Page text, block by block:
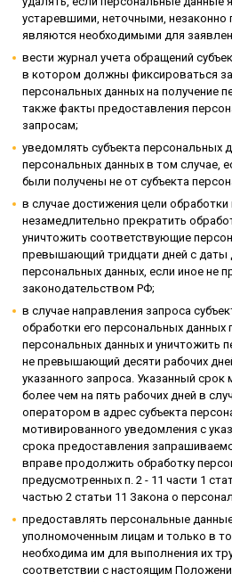
устаревшими, неточными, незаконно
являются необходимыми для
вести журнал учета обращений
в котором должны фиксироваться
персональных данных на получение
также факты предоставления
запросам;
уведомлять субъекта персональных
персональных данных в том случае,
были получены не от субъекта
в случае достижения цели
незамедлительно прекратить
уничтожить соответствующие
превышающий тридцати дней с даты
персональных данных, если иное не
законодательством РФ;
в случае направления запроса
обработки его персональных данных
персональных данных и уничтожить
не превышающий десяти рабочих
указанного запроса. Указанный
более чем на пять рабочих дней в
оператором в адрес субъекта
мотивированного уведомления с
срока предоставления
вправе продолжить обработку
предусмотренных п. 2 - 11 части 1
частью 2 статьи 11 Закона о
предоставлять персональные
уполномоченным лицам и только в
необходима им для выполнения их
соответствии с настоящим